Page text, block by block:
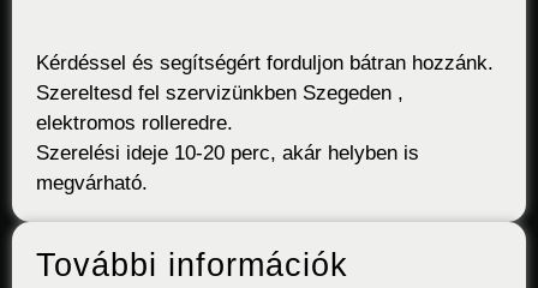
Kérdéssel és segítségért forduljon bátran hozzánk.
Szereltesd fel szervizünkben Szegeden ,
elektromos rolleredre.
Szerelési ideje 10-20 perc, akár helyben is
megvárható.
További információk